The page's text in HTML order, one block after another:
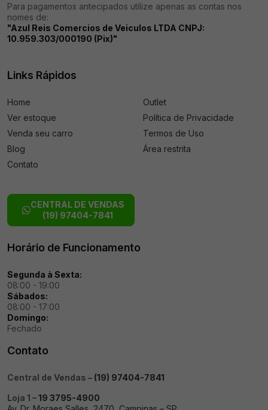
Para pagamentos antecipados utilize apenas as contas nos
nomes de:
"Azul Reis Comercios de Veiculos LTDA CNPJ:
10.959.303/000190 (Pix)"
Links Rápidos
Home
Ver estoque
Venda seu carro
Blog
Contato
Outlet
Política de Privacidade
Termos de Uso
Área restrita
CENTRAL DE VENDAS
(19) 97404-7841
Horário de Funcionamento
Segunda à Sexta:
08:00 - 19:00
Sábados:
08:00 - 17:00
Domingo:
Fechado
Contato
Central de Vendas – (19) 97404-7841
Loja 1 –19 3795-4900